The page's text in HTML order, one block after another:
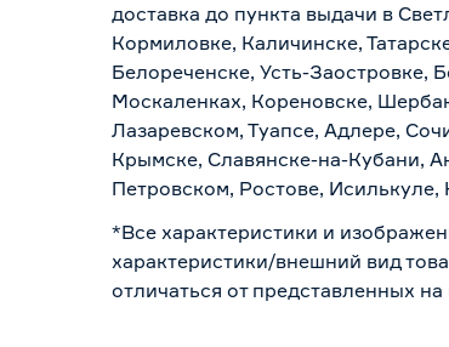
доставка до пункта выдачи в
Кормиловке, Каличинске,
Белореченске, Усть-Заостровке,
Москаленках, Кореновске,
Лазаревском, Туапсе, Адлере,
Крымске, Славянске-на-Кубани,
Петровском, Ростове,
*Все характеристики и
характеристики/внешний вид
отличаться от представленных